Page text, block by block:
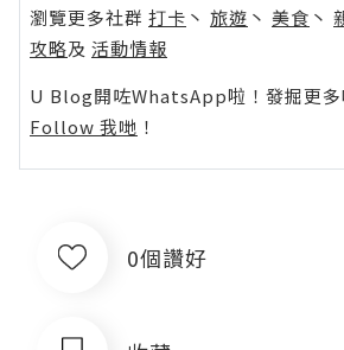
瀏覽更多社群 打卡 丶 旅遊 丶 美食 丶
攻略及 活動情報
U Blog開咗WhatsApp啦！發掘更多
Follow 我哋 ！
0個讚好